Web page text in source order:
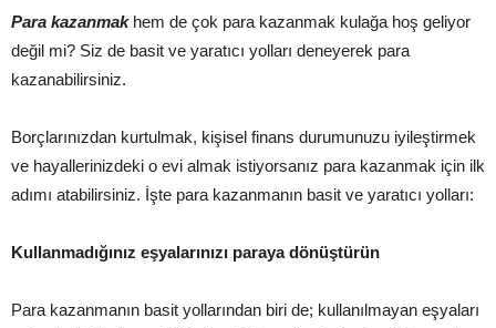
Para kazanmakhem de çok para kazanmak kulağa hoş geliyor
değil mi? Siz de basit ve yaratıcı yolları deneyerek para
kazanabilirsiniz.
Borçlarınızdan kurtulmak, kişisel finans durumunuzu iyileştirmek
ve hayallerinizdeki o evi almak istiyorsanız para kazanmak için ilk
adımı atabilirsiniz. İşte para kazanmanın basit ve yaratıcı yolları:
Kullanmadığınız eşyalarınızı paraya dönüştürün
Para kazanmanın basit yollarından biri de; kullanılmayan eşyaları